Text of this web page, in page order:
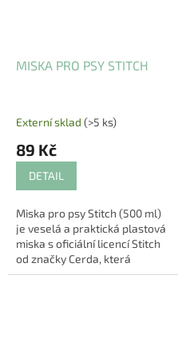
MISKA PRO PSY STITCH
Externí sklad (>5 ks)
89 Kč
DETAIL
Miska pro psy Stitch (500 ml)
je veselá a praktická plastová
miska s oficiální licencí Stitch
od značky Cerda, která
přinese vašemu pejskovi styl i